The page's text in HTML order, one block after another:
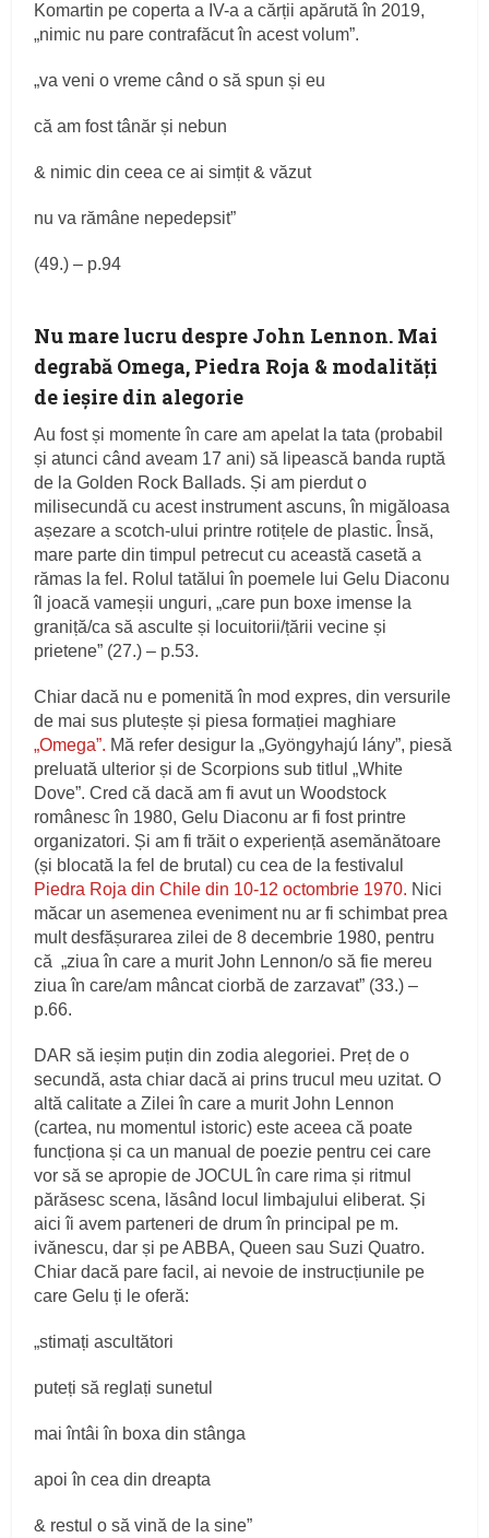
Komartin pe coperta a IV-a a cărții apărută în 2019,
„nimic nu pare contrafăcut în acest volum”.
„va veni o vreme când o să spun și eu
că am fost tânăr și nebun
& nimic din ceea ce ai simțit & văzut
nu va rămâne nepedepsit”
(49.) – p.94
Nu mare lucru despre John Lennon. Mai
degrabă Omega, Piedra Roja & modalități
de ieșire din alegorie
Au fost și momente în care am apelat la tata (probabil
și atunci când aveam 17 ani) să lipească banda ruptă
de la Golden Rock Ballads. Și am pierdut o
milisecundă cu acest instrument ascuns, în migăloasa
așezare a scotch-ului printre rotițele de plastic. Însă,
mare parte din timpul petrecut cu această casetă a
rămas la fel. Rolul tatălui în poemele lui Gelu Diaconu
îl joacă vameșii unguri, „care pun boxe imense la
graniță/ca să asculte și locuitorii/țării vecine și
prietene” (27.) – p.53.
Chiar dacă nu e pomenită în mod expres, din versurile
de mai sus plutește și piesa formației maghiare
„Omega”. Mă refer desigur la „Gyöngyhajú lány”, piesă
preluată ulterior și de Scorpions sub titlul „White
Dove”. Cred că dacă am fi avut un Woodstock
românesc în 1980, Gelu Diaconu ar fi fost printre
organizatori. Și am fi trăit o experiență asemănătoare
(și blocată la fel de brutal) cu cea de la festivalul
Piedra Roja din Chile din 10-12 octombrie 1970. Nici
măcar un asemenea eveniment nu ar fi schimbat prea
mult desfășurarea zilei de 8 decembrie 1980, pentru
că „ziua în care a murit John Lennon/o să fie mereu
ziua în care/am mâncat ciorbă de zarzavat” (33.) –
p.66.
DAR să ieșim puțin din zodia alegoriei. Preț de o
secundă, asta chiar dacă ai prins trucul meu uzitat. O
altă calitate a Zilei în care a murit John Lennon
(cartea, nu momentul istoric) este aceea că poate
funcționa și ca un manual de poezie pentru cei care
vor să se apropie de JOCUL în care rima și ritmul
părăsesc scena, lăsând locul limbajului eliberat. Și
aici îi avem parteneri de drum în principal pe m.
ivănescu, dar și pe ABBA, Queen sau Suzi Quatro.
Chiar dacă pare facil, ai nevoie de instrucțiunile pe
care Gelu ți le oferă:
„stimați ascultători
puteți să reglați sunetul
mai întâi în boxa din stânga
apoi în cea din dreapta
& restul o să vină de la sine”